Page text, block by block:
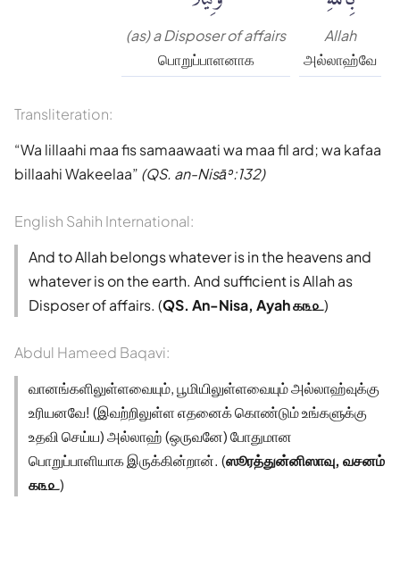
Allah
அல்லாஹ்வே
(as) a Disposer of affairs
பொறுப்பாளனாக
Transliteration:
Wa lillaahi maa fis samaawaati wa maa fil ard; wa kafaa
billaahi Wakeelaa (QS. an-Nisāʾ:132)
English Sahih International:
And to Allah belongs whatever is in the heavens and
whatever is on the earth. And sufficient is Allah as
Disposer of affairs. (QS. An-Nisa, Ayah ௧௩௨)
Abdul Hameed Baqavi:
வானங்களிலுள்ளவையும், பூமியிலுள்ளவையும் அல்லாஹ்வுக்கு
உரியனவே! (இவற்றிலுள்ள எதனைக் கொண்டும் உங்களுக்கு
உதவி செய்ய) அல்லாஹ் (ஒருவனே) போதுமான
பொறுப்பாளியாக இருக்கின்றான். (ஸூரத்துன்னிஸாவு, வசனம்
௧௩௨)